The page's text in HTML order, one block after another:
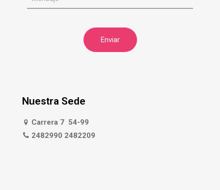
Nuestra Sede
Carrera 7 54-99
2482990 2482209